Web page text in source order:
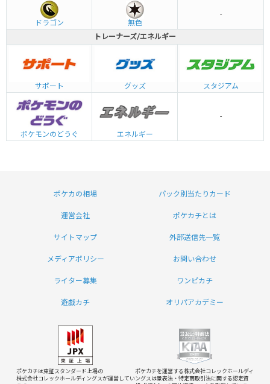
ドラゴン 無色
-
トレーナーズ/エネルギー
サポート グッズ スタジアム
ポケモンのどうぐ エネルギー
-
ポケカの相場 パック別当たりカード
運営会社 ポケカチとは
サイトマップ 外部送信先一覧
メディアポリシー お問い合わせ
ライター募集 ワンピカチ
遊戯カチ オリパアカデミー
ポケカチは東証スタンダード上場の
株式会社コレックホールディングスが運営してい
ポケカチを運営する株式会社コレックホールディ
ングスは景表法・特定商取引法に関する認定資